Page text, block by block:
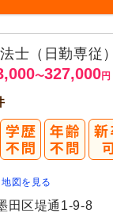
士（日勤専従
〜327,000円
地図を見る
田区堤通1-9-8